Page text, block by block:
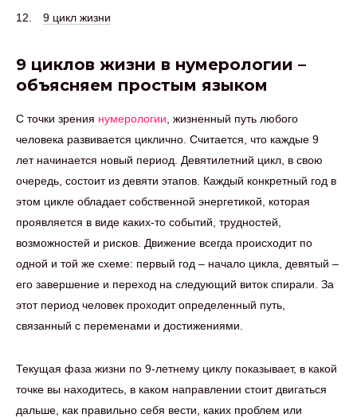
9 цикл жизни
9 циклов жизни в нумерологии –
объясняем простым языком
С точки зрения нумерологии , жизненный путь любого
человека развивается циклично. Считается, что каждые 9
лет начинается новый период. Девятилетний цикл, в свою
очередь, состоит из девяти этапов. Каждый конкретный год в
этом цикле обладает собственной энергетикой, которая
проявляется в виде каких-то событий, трудностей,
возможностей и рисков. Движение всегда происходит по
одной и той же схеме: первый год – начало цикла, девятый –
его завершение и переход на следующий виток спирали. За
этот период человек проходит определенный путь,
связанный с переменами и достижениями.
Текущая фаза жизни по 9-летнему циклу показывает, в какой
точке вы находитесь, в каком направлении стоит двигаться
дальше, как правильно себя вести, каких проблем или